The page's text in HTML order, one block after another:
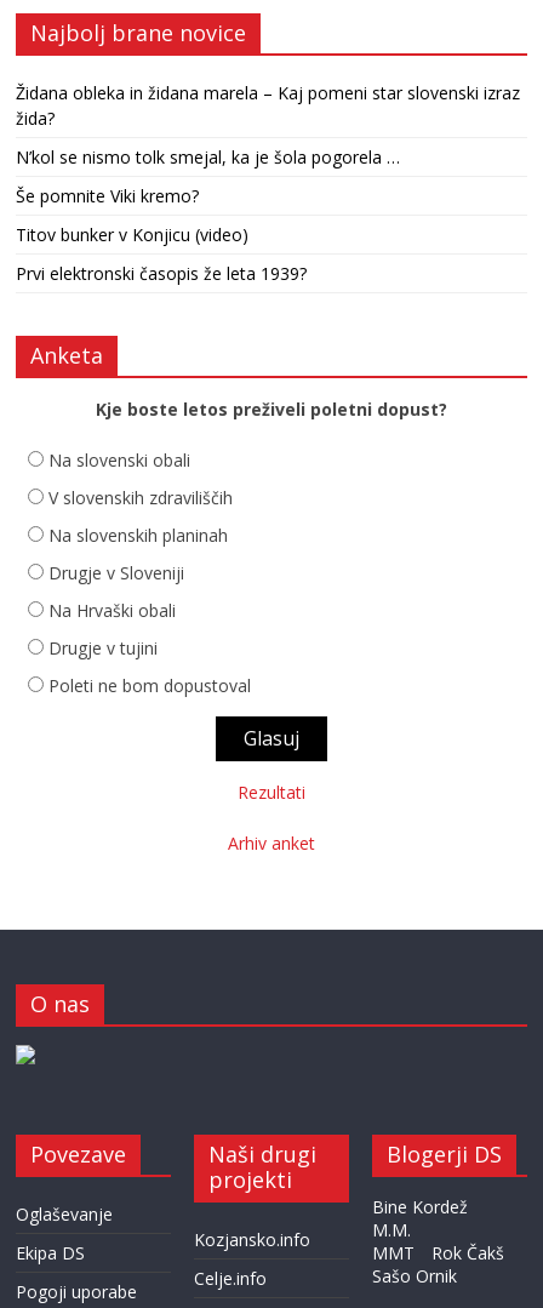
Najbolj brane novice
Židana obleka in židana marela – Kaj pomeni star slovenski izraz
žida?
N’kol se nismo tolk smejal, ka je šola pogorela …
Še pomnite Viki kremo?
Titov bunker v Konjicu (video)
Prvi elektronski časopis že leta 1939?
Anketa
Kje boste letos preživeli poletni dopust?
Na slovenski obali
V slovenskih zdraviliščih
Na slovenskih planinah
Drugje v Sloveniji
Na Hrvaški obali
Drugje v tujini
Poleti ne bom dopustoval
Rezultati
Arhiv anket
O nas
Povezave
Oglaševanje
Ekipa DS
Pogoji uporabe
Naši drugi
projekti
Kozjansko.info
Celje.info
Blogerji DS
Bine Kordež
M.M.
MMT
Rok Čakš
Sašo Ornik